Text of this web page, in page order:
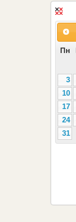
Пн
3
10
17
24
31